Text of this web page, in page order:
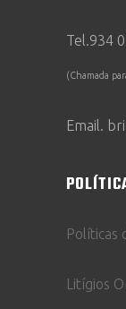
Tel.934
(Chamada
Email.
Políticas
Litígios